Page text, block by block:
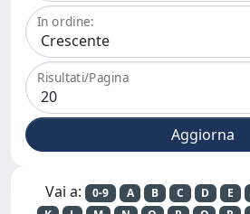
In ordine:
Risultati/Pagina
Vai a: 0-9 A B C D E